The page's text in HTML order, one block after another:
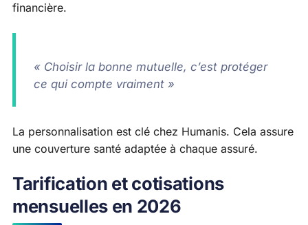
financière.
« Choisir la bonne mutuelle, c’est protéger
ce qui compte vraiment »
La personnalisation est clé chez Humanis. Cela assure
une couverture santé adaptée à chaque assuré.
Tarification et cotisations
mensuelles en 2026